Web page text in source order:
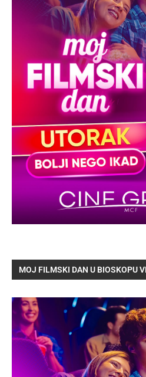
MOJ FILMSKI DAN U BIOSKOPU